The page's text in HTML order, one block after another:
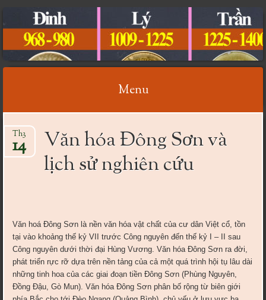
CỔ VẬT VIỆT NAM
Menu
to
content
Văn hóa Đông Sơn và
lịch sử nghiên cứu
Th3
14
Văn hoá Đông Sơn là nền văn hóa vật chất của cư dân Việt cổ, tồn
tại vào khoảng thế kỷ VII trước Công nguyên đến thế kỷ I – II sau
Công nguyên dưới thời đại Hùng Vương. Văn hóa Đông Sơn ra đời,
phát triển rực rỡ dựa trên nền tảng của cả một quá trình hội tụ lâu dài
những tinh hoa của các giai đoạn tiền Đông Sơn (Phùng Nguyên,
Đồng Đậu, Gò Mun). Văn hóa Đông Sơn phân bố rộng từ biên giới